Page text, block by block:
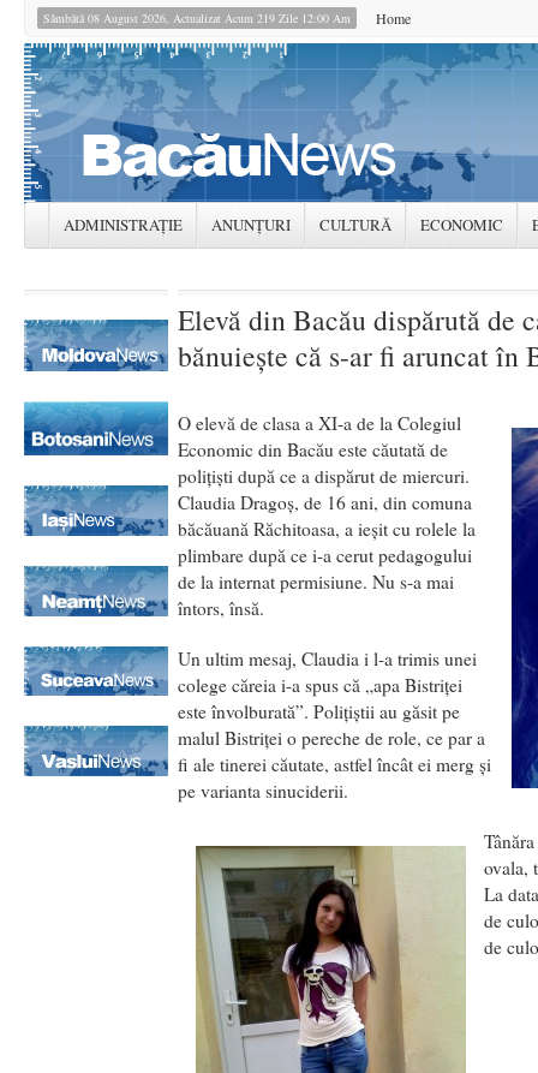
Sâmbătă 08 August 2026, Actualizat Acum 219 Zile 12:00 Am Home
ADMINISTRAȚIE ANUNȚURI CULTURĂ ECONOMIC
Elevă din Bacău dispărută de
bănuieşte că s-ar fi aruncat în
O elevă de clasa a XI-a de la Colegiul
Economic din Bacău este căutată de
poliţişti după ce a dispărut de miercuri.
Claudia Dragoş, de 16 ani, din comuna
băcăuană Răchitoasa, a ieşit cu rolele la
plimbare după ce i-a cerut pedagogului
de la internat permisiune. Nu s-a mai
întors, însă.
Un ultim mesaj, Claudia i l-a trimis unei
colege căreia i-a spus că „apa Bistriţei
este învolburată”. Poliţiştii au găsit pe
malul Bistriţei o pereche de role, ce par a
fi ale tinerei căutate, astfel încât ei merg şi
pe varianta sinuciderii.
ovala,
La
de
de